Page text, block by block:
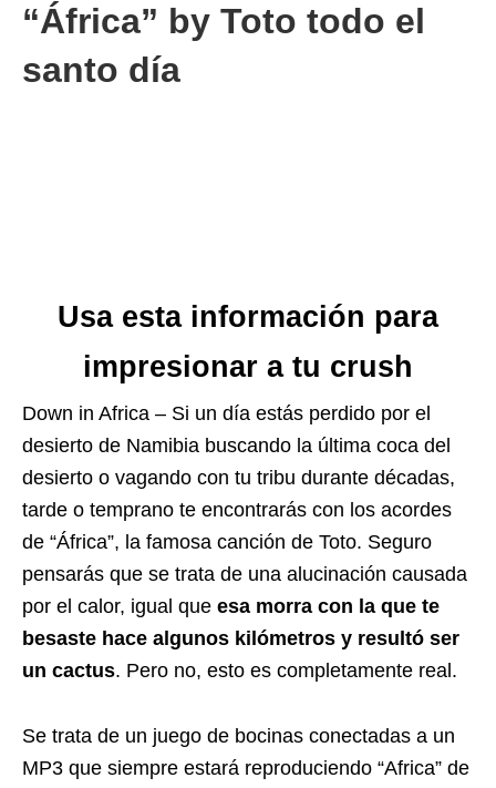
“África” by Toto todo el
santo día
Usa esta información para
impresionar a tu crush
Down in Africa – Si un día estás perdido por el
desierto de Namibia buscando la última coca del
desierto o vagando con tu tribu durante décadas,
tarde o temprano te encontrarás con los acordes
de “África”, la famosa canción de Toto. Seguro
pensarás que se trata de una alucinación causada
por el calor, igual que esa morra con la que te
besaste hace algunos kilómetros y resultó ser
un cactus. Pero no, esto es completamente real.
Se trata de un juego de bocinas conectadas a un
MP3 que siempre estará reproduciendo “Africa” de